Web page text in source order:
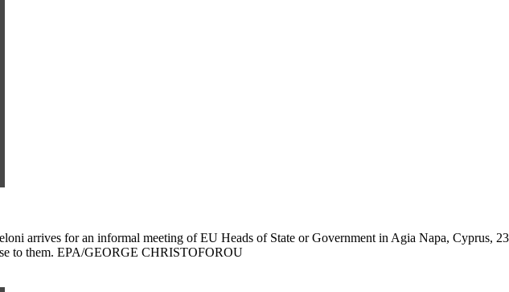
arrives for an informal meeting of EU Heads of State or Government in Agia Napa, Cyprus,
to them. EPA/GEORGE CHRISTOFOROU